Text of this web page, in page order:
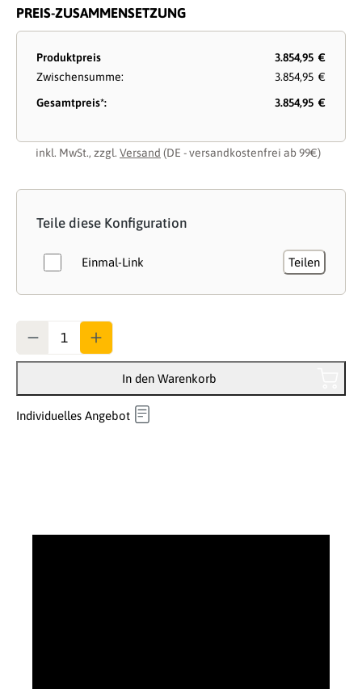
PREIS-ZUSAMMENSETZUNG
Produktpreis
3.854,95 €
Zwischensumme:
3.854,95 €
Gesamtpreis*:
3.854,95 €
inkl. MwSt., zzgl. Versand (DE - versandkostenfrei ab 99€)
Teile diese Konfiguration
Einmal-Link Teilen
In den Warenkorb
Individuelles Angebot